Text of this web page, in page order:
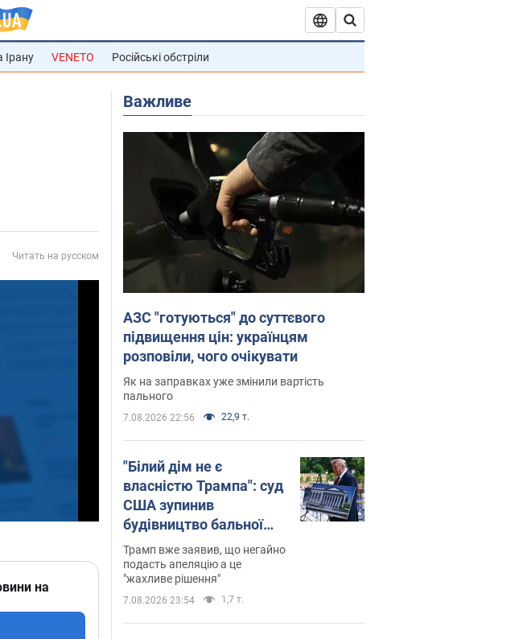
Ірану VENETO Російські обстріли
Читать на русском
на
Важливе
АЗС "готуються" до суттєвого
підвищення цін: українцям
розповіли, чого очікувати
Як на заправках уже змінили вартість
пального
7.08.2026 22:56 22,9 т.
"Білий дім не є
власністю Трампа": суд
США зупинив
будівництво бальної
зали за $400 млн
Трамп вже заявив, що негайно
подасть апеляцію а це
"жахливе рішення"
7.08.2026 23:54 1,7 т.